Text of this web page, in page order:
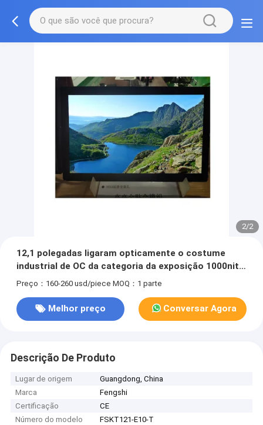
2/2
12,1 polegadas ligaram opticamente o costume
industrial de OC da categoria da exposição 1000nits
do Lcd
Preço：160-260 usd/piece MOQ：1 parte
Melhor preço Conversar Agora
Descrição De Produto
Lugar de origem
Guangdong, China
Marca
Fengshi
Certificação
CE
Número do modelo
FSKT121-E10-T